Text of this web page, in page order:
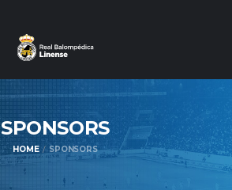
SPONSORS
HOME SPONSORS